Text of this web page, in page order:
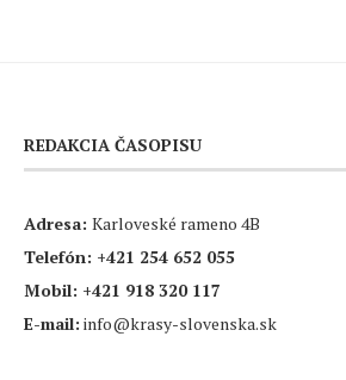
REDAKCIA ČASOPISU
Adresa: Karloveské rameno 4B
Telefón: +421 254 652 055
Mobil: +421 918 320 117
E-mail: info@krasy-slovenska.sk